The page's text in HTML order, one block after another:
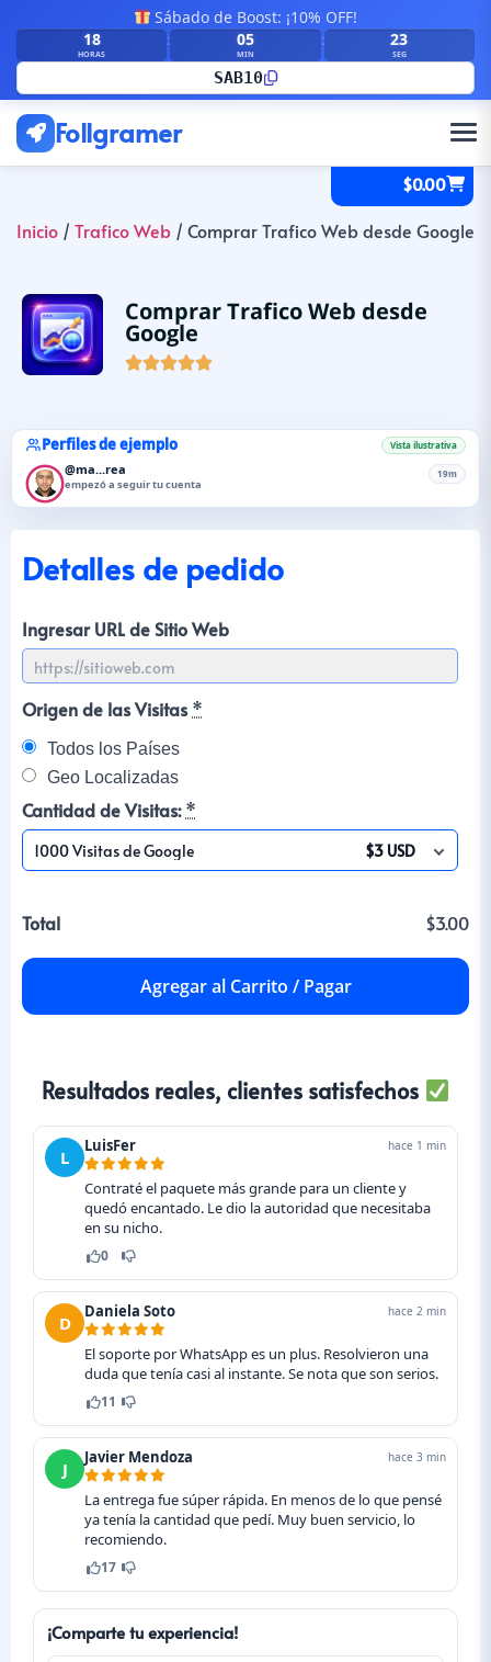
Sábado de Boost: ¡10% OFF!
18
HORAS
: 05
MIN
: 22
SEG
SAB10
Follgramer
$0.00
Inicio / Trafico Web / Comprar Trafico Web desde Google
Comprar Trafico Web desde
Google

Perfiles de ejemplo Vista ilustrativa
@ma...rea
empezó a seguir tu cuenta
19m
Detalles de pedido
Ingresar URL de Sitio Web
Origen de las Visitas *
Todos los Países
Geo Localizadas
Cantidad de Visitas: *
1000 Visitas de Google $3 USD
Total $3.00
Agregar al Carrito / Pagar
Resultados reales, clientes satisfechos
L
LuisFer hace 1 min
Contraté el paquete más grande para un cliente y
quedó encantado. Le dio la autoridad que necesitaba
en su nicho.
0
D
Daniela Soto hace 2 min
El soporte por WhatsApp es un plus. Resolvieron una
duda que tenía casi al instante. Se nota que son serios.
11
J
Javier Mendoza hace 3 min
La entrega fue súper rápida. En menos de lo que pensé
ya tenía la cantidad que pedí. Muy buen servicio, lo
recomiendo.
17
¡Comparte tu experiencia!